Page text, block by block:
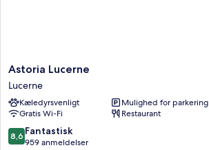
Astoria
Lucerne
Lucerne
Astoria Lucerne
Lucerne
Kæledyrsvenligt
Mulighed for parkering
Gratis Wi-Fi
Restaurant
8.6
ud
8,6 Fantastisk
959 anmeldelser